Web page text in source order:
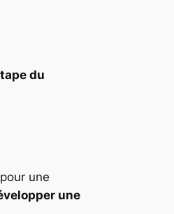
du
pour une
une